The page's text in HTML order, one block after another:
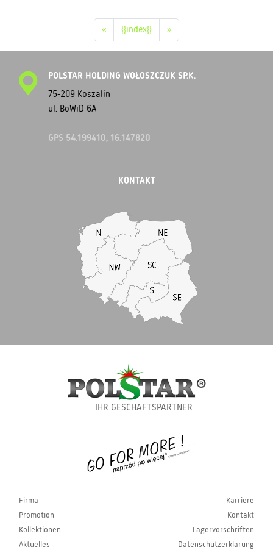
« {{index}} »
POLSTAR HOLDING WOŁOSZCZUK SP.K.
75-209 Koszalin
ul. BoWiD 6A
GPS 54.199410, 16.147820
KONTAKT
IHR GESCHÄFTSPARTNER
Firma
Promotion
Kollektionen
Aktuelles
Karriere
Kontakt
Lagervorschriften
Datenschutzerklärung